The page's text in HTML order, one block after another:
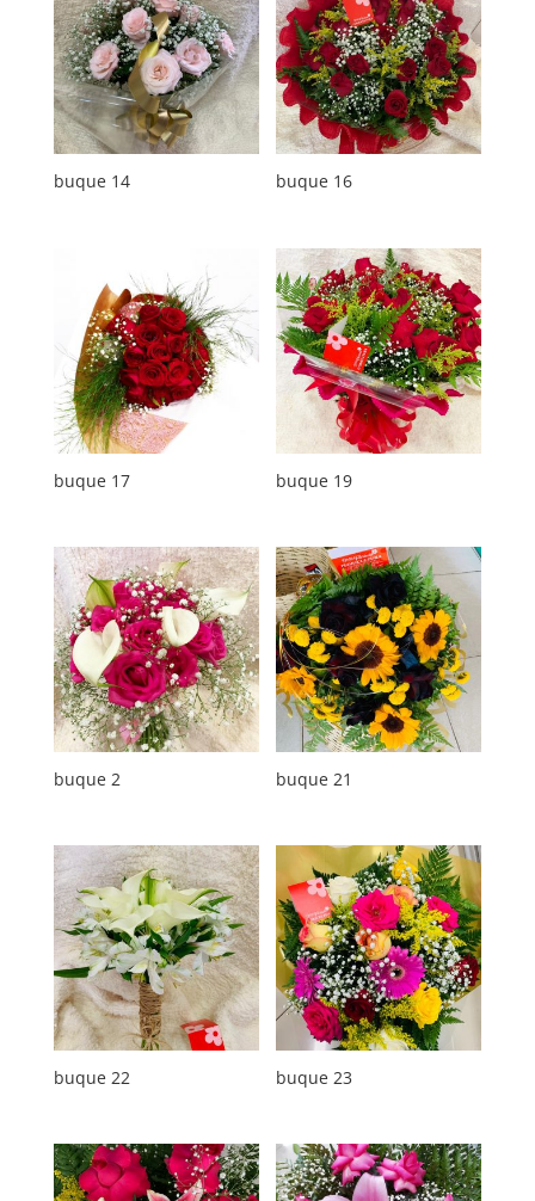
buque 14 buque 16
buque 17 buque 19
buque 2 buque 21
buque 22 buque 23